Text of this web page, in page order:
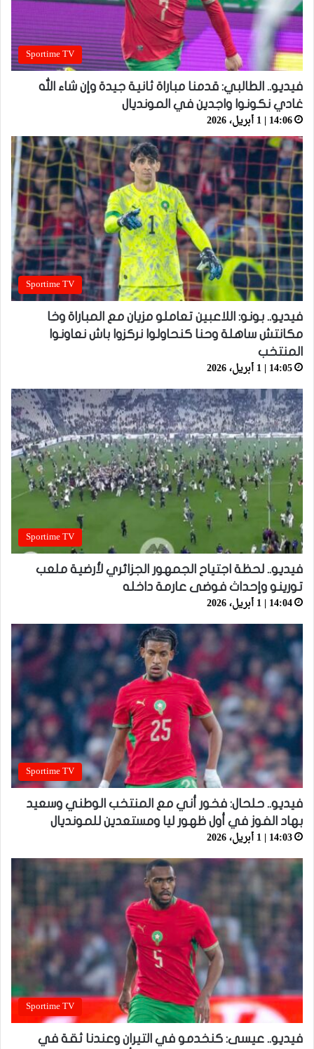
Sportime TV
فيديو.. الطالبي: قدمنا مباراة ثانية جيدة وإن شاء الله
غادي نكونوا واجدين في المونديال
14:06 | 1 أبريل، 2026
Sportime TV
فيديو.. بونو: اللاعبين تعاملو مزيان مع المباراة وخا
مكانتش ساهلة وحنا كنحاولوا نركزوا باش نعاونوا
المنتخب
14:05 | 1 أبريل، 2026
Sportime TV
فيديو.. لحظة اجتياح الجمهور الجزائري لأرضية ملعب
تورينو وإحداث فوضى عارمة داخله
14:04 | 1 أبريل، 2026
Sportime TV
فيديو.. حلحال: فخور أني مع المنتخب الوطني وسعيد
بهاد الفوز في أول ظهور ليا ومستعدين للمونديال
14:03 | 1 أبريل، 2026
Sportime TV
فيديو.. عيسى: كنخدمو في التيران وعندنا ثقة في